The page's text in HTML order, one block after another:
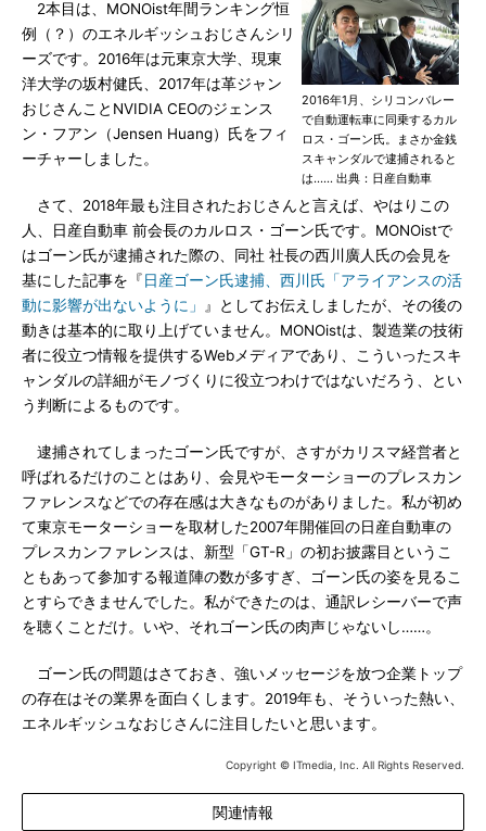
2016年1月、シリコンバレー
で自動運転車に同乗するカル
ロス・ゴーン氏。まさか金銭
スキャンダルで逮捕されると
は…… 出典：日産自動車
2本目は、MONOist年間ランキング恒
例（？）のエネルギッシュおじさんシリ
ーズです。2016年は元東京大学、現東
洋大学の坂村健氏、2017年は革ジャン
おじさんことNVIDIA CEOのジェンス
ン・フアン（Jensen Huang）氏をフィ
ーチャーしました。
さて、2018年最も注目されたおじさんと言えば、やはりこの
人、日産自動車 前会長のカルロス・ゴーン氏です。MONOistで
はゴーン氏が逮捕された際の、同社 社長の西川廣人氏の会見を
基にした記事を『日産ゴーン氏逮捕、西川氏「アライアンスの活
動に影響が出ないように」
』としてお伝えしましたが、その後の
動きは基本的に取り上げていません。MONOistは、製造業の技術
者に役立つ情報を提供するWebメディアであり、こういったスキ
ャンダルの詳細がモノづくりに役立つわけではないだろう、とい
う判断によるものです。
逮捕されてしまったゴーン氏ですが、さすがカリスマ経営者と
呼ばれるだけのことはあり、会見やモーターショーのプレスカン
ファレンスなどでの存在感は大きなものがありました。私が初め
て東京モーターショーを取材した2007年開催回の日産自動車の
プレスカンファレンスは、新型「GT-R」の初お披露目というこ
ともあって参加する報道陣の数が多すぎ、ゴーン氏の姿を見るこ
とすらできませんでした。私ができたのは、通訳レシーバーで声
を聴くことだけ。いや、それゴーン氏の肉声じゃないし……。
ゴーン氏の問題はさておき、強いメッセージを放つ企業トップ
の存在はその業界を面白くします。2019年も、そういった熱い、
エネルギッシュなおじさんに注目したいと思います。
Copyright © ITmedia, Inc. All Rights Reserved.
関連情報